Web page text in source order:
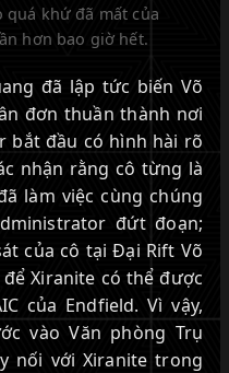
quá khứ đã mất của
hơn bao giờ hết.
đã lập tức biến Võ
đơn thuần thành nơi
bắt đầu có hình hài rõ
nhận rằng cô từng là
làm việc cùng chúng
đứt đoạn;
của cô tại Đại Rift Võ
Xiranite có thể được
của Endfield. Vì vậy,
vào Văn phòng Trụ
nối với Xiranite trong